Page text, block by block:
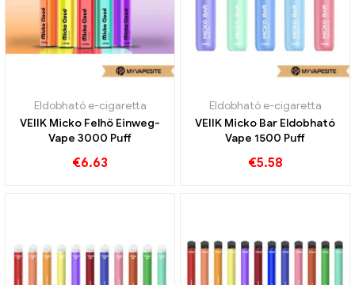
Eldobható e-cigaretta
VEIIK Micko Felhő Einweg-
Vape 3000 Puff
€6.63
Eldobható e-cigaretta
VEIIK Micko Bar Eldobható
Vape 1500 Puff
€5.58